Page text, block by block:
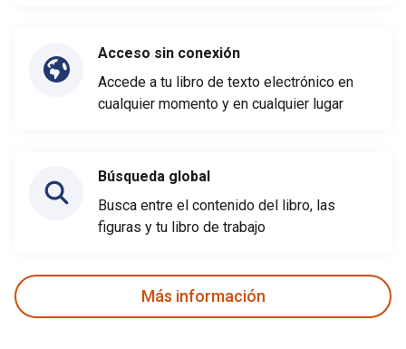
Acceso sin conexión
Accede a tu libro de texto electrónico en
cualquier momento y en cualquier lugar
Búsqueda global
Busca entre el contenido del libro, las
figuras y tu libro de trabajo
Más información